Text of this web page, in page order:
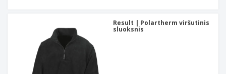
Result | Polartherm viršutinis
sluoksnis